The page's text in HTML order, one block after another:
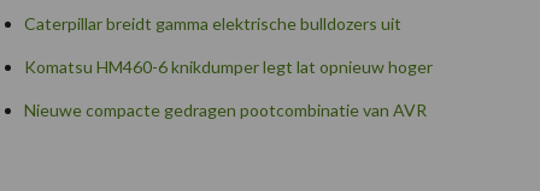
Caterpillar breidt gamma elektrische bulldozers uit
Komatsu HM460-6 knikdumper legt lat opnieuw hoger
Nieuwe compacte gedragen pootcombinatie van AVR